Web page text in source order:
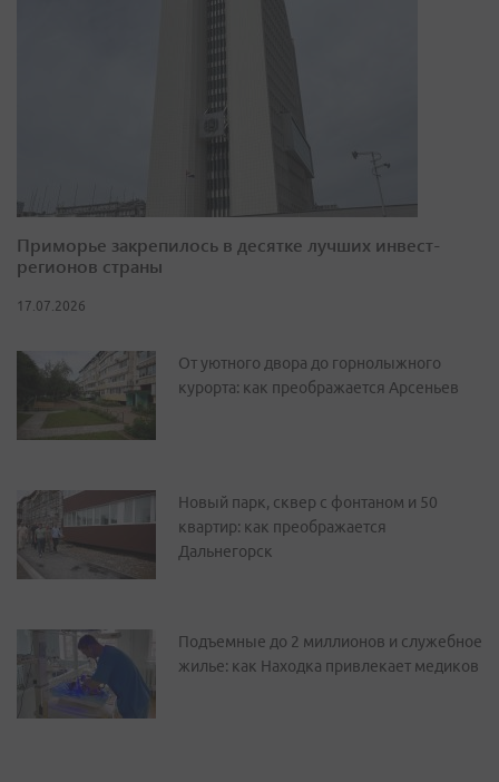
Приморье закрепилось в десятке лучших инвест-
регионов страны
17.07.2026
От уютного двора до горнолыжного
курорта: как преображается Арсеньев
Новый парк, сквер с фонтаном и 50
квартир: как преображается
Дальнегорск
Подъемные до 2 миллионов и служебное
жилье: как Находка привлекает медиков